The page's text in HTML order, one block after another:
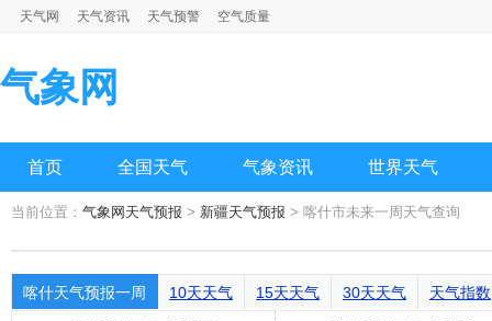
天气网 天气资讯 天气预警 空气质量
气象网
首页 全国天气 气象资讯 世界天气
当前位置： 气象网天气预报 > 新疆天气预报 > 喀什市未来一周天气查询
喀什天气预报一周 10天天气 15天天气 30天天气 天气指数